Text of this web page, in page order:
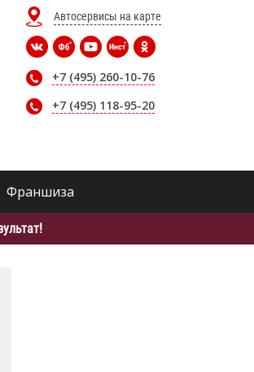
Автосервисы на карте
+7 (495) 260-10-76
+7 (495) 118-95-20
Франшиза